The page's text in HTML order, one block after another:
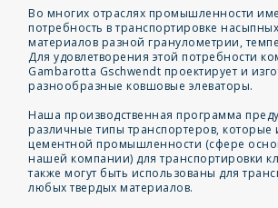
Во многих отраслях промышленности
потребность в транспортировке
материалов разной гранулометрии,
Для удовлетворения этой потребности
Gambarotta Gschwendt проектирует и
разнообразные ковшовые элеваторы.
Наша производственная программа
различные типы транспортеров, которые
цементной промышленности (сфере
нашей компании) для транспортировки
также могут быть использованы для
любых твердых материалов.